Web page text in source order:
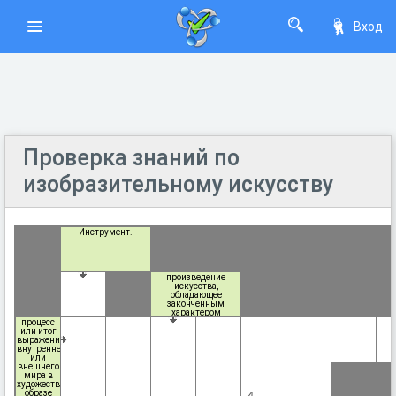
Вход
Проверка знаний по
изобразительному искусству
Инструмент.
произведение
искусства,
обладающее
законченным
характером
процесс
или итог
выражения
внутреннего
или
внешнего
мира в
художественном
образе